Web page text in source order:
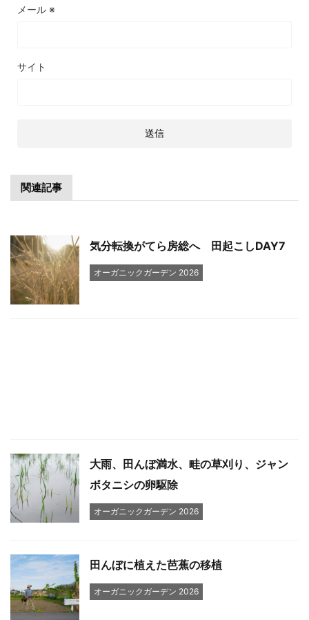
メール ※
サイト
関連記事
気分転換がてら房総へ 田起こしDAY7
オーガニックガーデン 2026
大雨、田んぼ満水、畦の草刈り、ジャン
ボタニシの卵駆除
オーガニックガーデン 2026
田んぼに植えた芭蕉の移植
オーガニックガーデン 2026